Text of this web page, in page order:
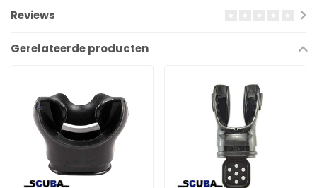
Reviews
Gerelateerde producten